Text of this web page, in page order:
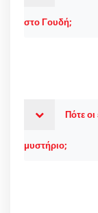
στο Γουδή;
Πότε
μυστήριο;